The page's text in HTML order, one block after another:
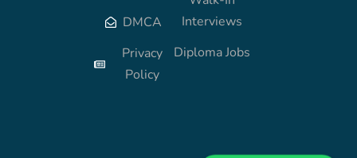
DMCA
Privacy
Policy
Interviews
Diploma Jobs